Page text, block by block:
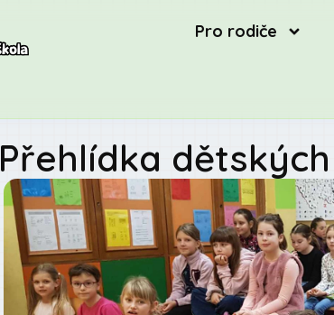
Pro rodiče
Přehlídka